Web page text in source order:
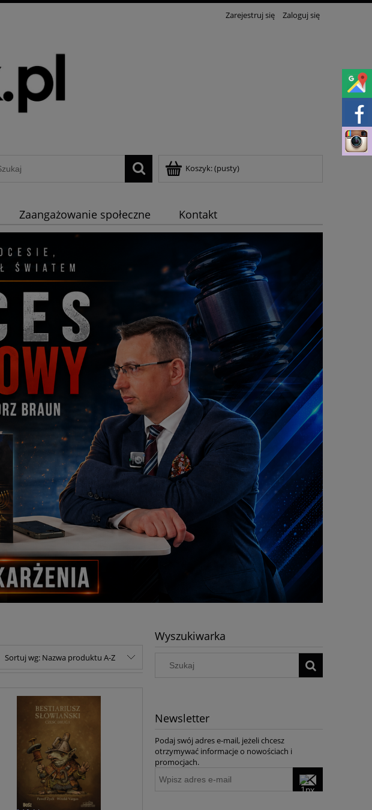
Zarejestruj się Zaloguj się
Koszyk:(pusty)
Zaangażowanie społeczne Kontakt
Sortuj wg: Nazwa produktu A-Z
Wyszukiwarka
Newsletter
Podaj swój adres e-mail, jeżeli chcesz
otrzymywać informacje o nowościach i
promocjach.